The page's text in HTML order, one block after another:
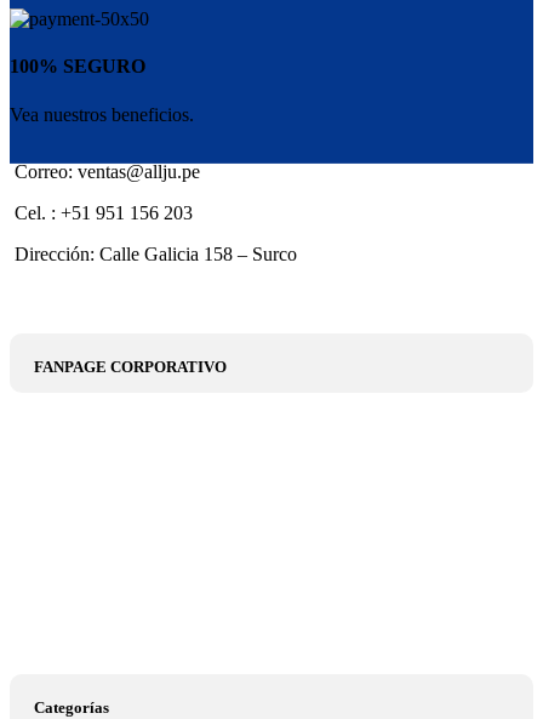
100% SEGURO
Vea nuestros beneficios.
Correo: ventas@allju.pe
Cel. : +51 951 156 203
Dirección: Calle Galicia 158 – Surco
FANPAGE CORPORATIVO
Categorías